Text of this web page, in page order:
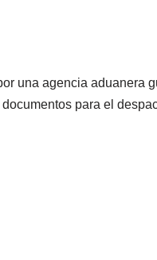
una agencia aduanera
para el